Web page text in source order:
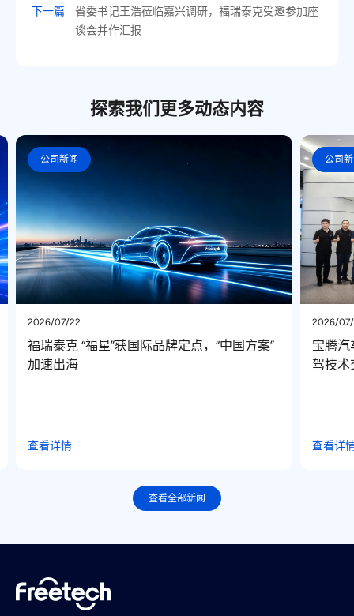
下一篇
省委书记王浩莅临嘉兴调研，福瑞泰克受邀参加座
谈会并作汇报
探索我们更多动态内容
公司新闻
2026/07/03
宝腾汽车领导一行到访福瑞泰克，开展高阶智
驾技术交流
查看详情
查看全部新闻